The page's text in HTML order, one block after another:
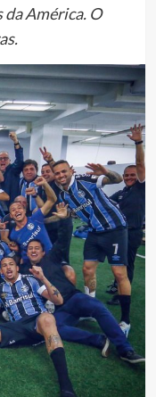
América. O